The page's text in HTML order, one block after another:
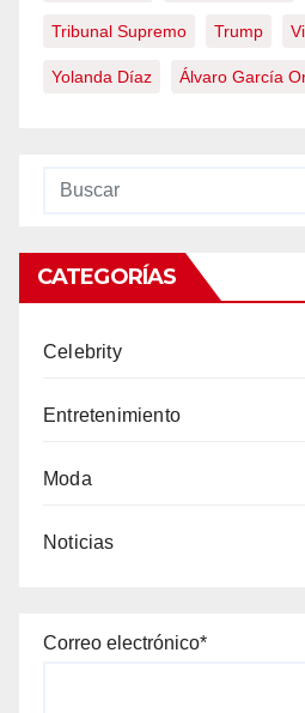
Tribunal Supremo Trump
Yolanda Díaz Álvaro García
CATEGORÍAS
Celebrity
Entretenimiento
Moda
Noticias
Correo electrónico*